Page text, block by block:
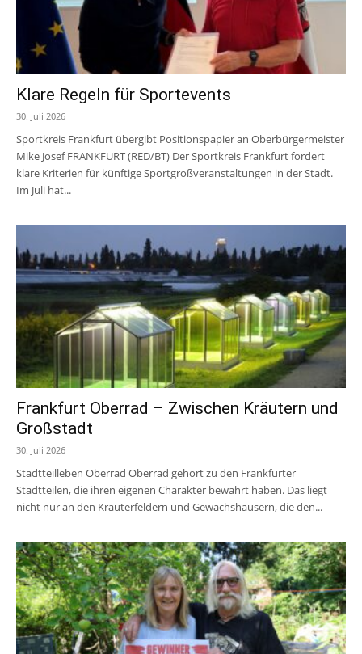
Klare Regeln für Sportevents
30. Juli 2026
Sportkreis Frankfurt übergibt Positionspapier an Oberbürgermeister
Mike Josef FRANKFURT (RED/BT) Der Sportkreis Frankfurt fordert
klare Kriterien für künftige Sportgroßveranstaltungen in der Stadt.
Im Juli hat...
Frankfurt Oberrad – Zwischen Kräutern und
Großstadt
30. Juli 2026
Stadtteilleben Oberrad Oberrad gehört zu den Frankfurter
Stadtteilen, die ihren eigenen Charakter bewahrt haben. Das liegt
nicht nur an den Kräuterfeldern und Gewächshäusern, die den...